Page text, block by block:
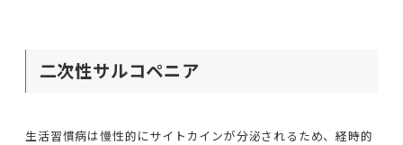
二次性サルコペニア
生活習慣病は慢性的にサイトカインが分泌されるため、経時的